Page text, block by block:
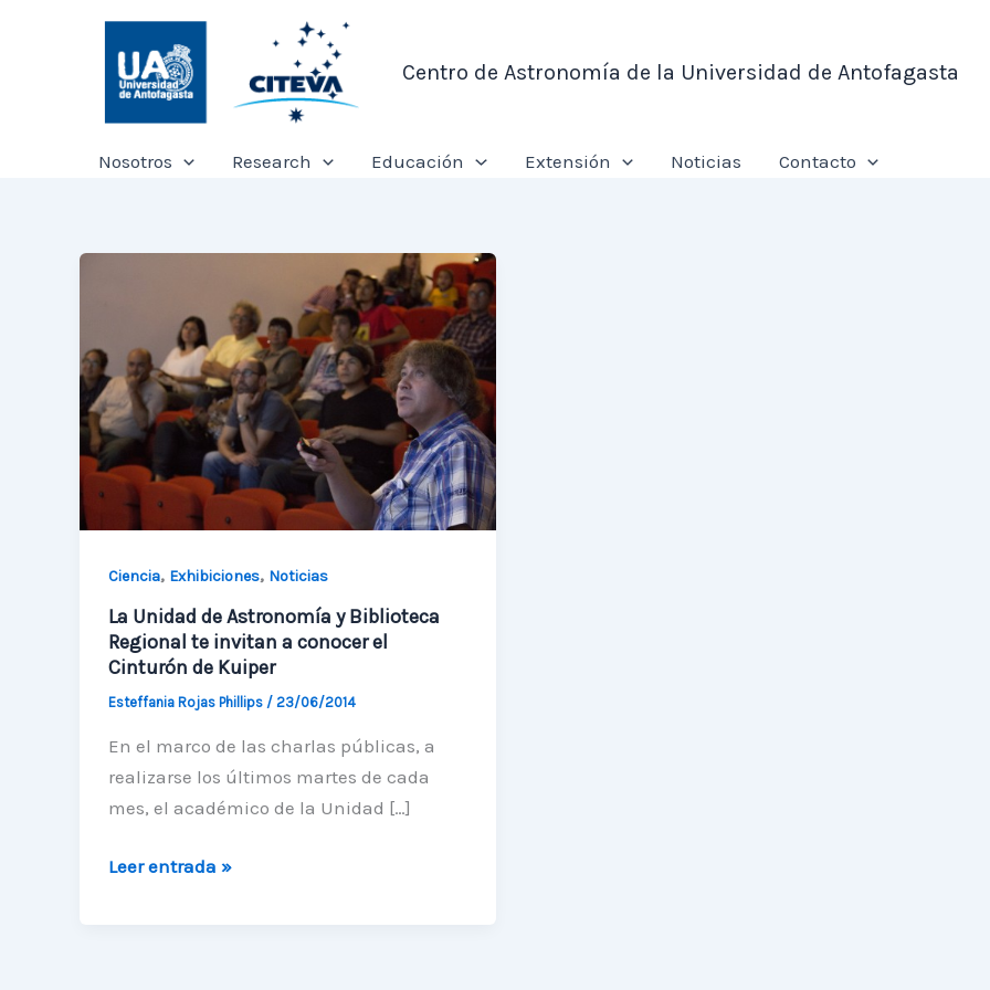
Centro de Astronomía de la Universidad de Antofagasta
Nosotros Research Educación Extensión Noticias Contacto
Ciencia, Exhibiciones, Noticias
La Unidad de Astronomía y Biblioteca
Regional te invitan a conocer el
Cinturón de Kuiper
Esteffania Rojas Phillips / 23/06/2014
En el marco de las charlas públicas, a
realizarse los últimos martes de cada
mes, el académico de la Unidad […]
La
Leer entrada »